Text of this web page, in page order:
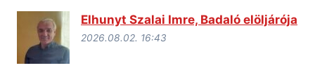
Elhunyt Szalai Imre, Badaló elöljárója
2026.08.02. 16:43